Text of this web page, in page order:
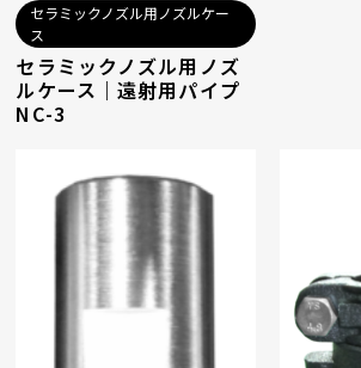
セラミックノズル用ノズルケー
ス
セラミックノズル用ノズ
ルケース｜遠射用パイプ
NC-3